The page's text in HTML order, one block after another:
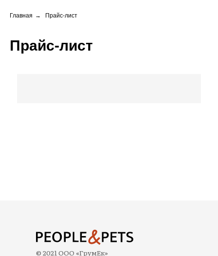
Главная → Прайс-лист
Прайс-лист
© 2021 ООО «ГрумЕк»